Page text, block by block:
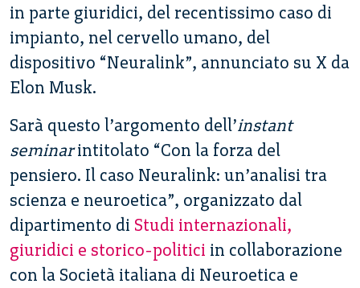
in parte giuridici, del recentissimo caso di
impianto, nel cervello umano, del
dispositivo “Neuralink”, annunciato su X da
Elon Musk.
Sarà questo l’argomento dell’instant
seminarintitolato “Con la forza del
pensiero. Il caso Neuralink: un’analisi tra
scienza e neuroetica”, organizzato dal
dipartimento di Studi internazionali,
giuridici e storico-politici in collaborazione
con la Società italiana di Neuroetica e